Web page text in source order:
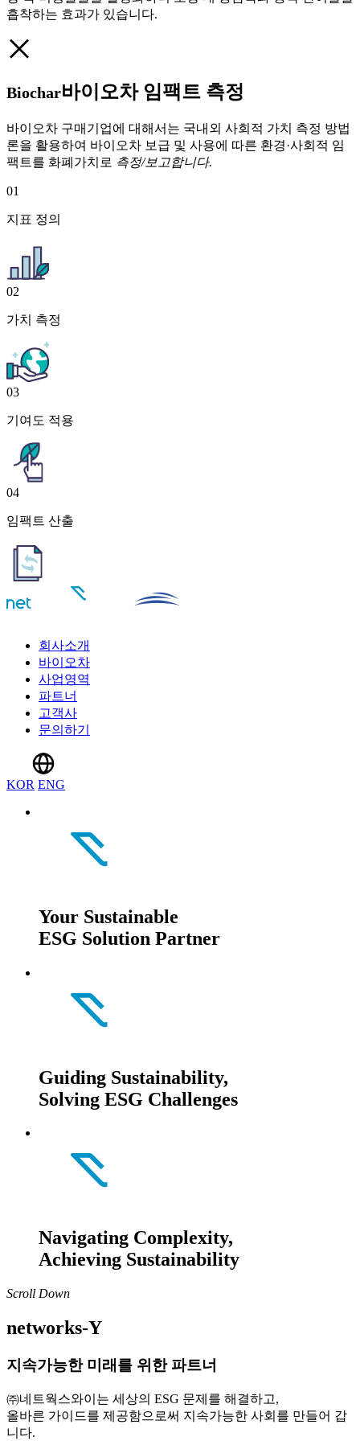
흡착하는 효과가 있습니다.
Biochar바이오차 임팩트 측정
바이오차 구매기업에 대해서는 국내외 사회적 가치 측정 방법
론을 활용하여 바이오차 보급 및 사용에 따른 환경·사회적 임
팩트를 화폐가치로 측정/보고합니다.
01
지표 정의
02
가치 측정
03
기여도 적용
04
임팩트 산출
회사소개
바이오차
사업영역
파트너
고객사
문의하기
KOR ENG
Your Sustainable
ESG Solution Partner
Guiding Sustainability,
Solving ESG Challenges
Navigating Complexity,
Achieving Sustainability
Scroll Down
networks-Y
지속가능한 미래를 위한 파트너
㈜네트웍스와이는 세상의 ESG 문제를 해결하고,
올바른 가이드를 제공함으로써 지속가능한 사회를 만들어 갑
니다.